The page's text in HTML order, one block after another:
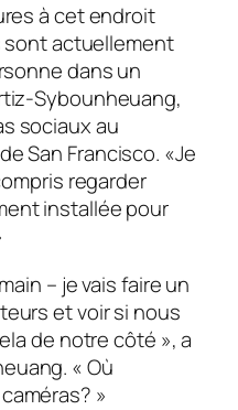
à cet endroit
sont actuellement
dans un
Sybounheuang,
sociaux au
San Francisco. «Je
regarder
installée pour
– je vais faire un
et voir si nous
de notre côté », a
« Où
»